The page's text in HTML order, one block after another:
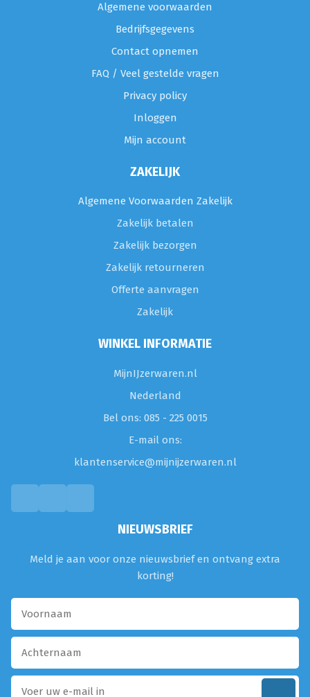
Algemene voorwaarden
Bedrijfsgegevens
Contact opnemen
FAQ / Veel gestelde vragen
Privacy policy
Inloggen
Mijn account
ZAKELIJK
Algemene Voorwaarden Zakelijk
Zakelijk betalen
Zakelijk bezorgen
Zakelijk retourneren
Offerte aanvragen
Zakelijk
WINKEL INFORMATIE
MijnIJzerwaren.nl
Nederland
Bel ons: 085 - 225 0015
E-mail ons:
klantenservice@mijnijzerwaren.nl
NIEUWSBRIEF
Meld je aan voor onze nieuwsbrief en ontvang extra
korting!